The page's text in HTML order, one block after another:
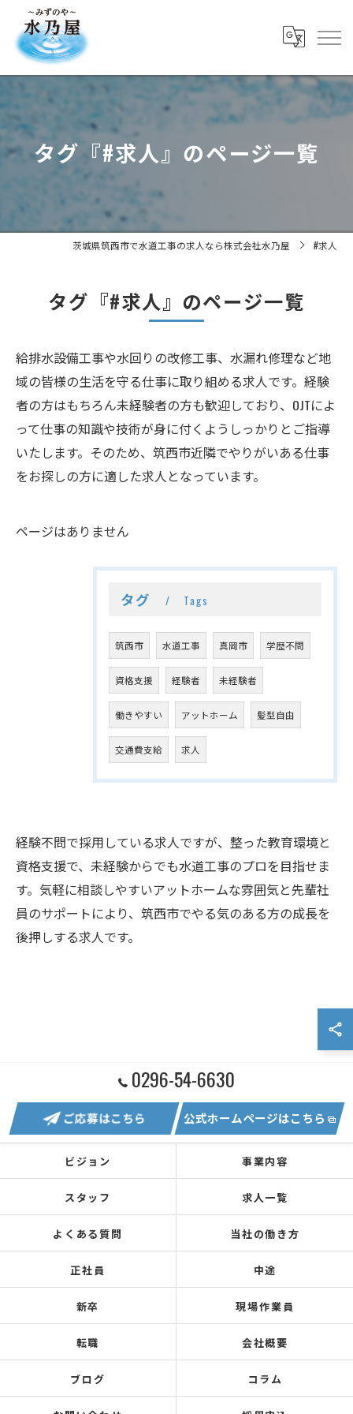
タグ『#求人』のページ一覧
茨城県筑西市で水道工事の求人なら株式会社水乃屋 #求人
タグ『#求人』のページ一覧
給排水設備工事や水回りの改修工事、水漏れ修理など地
域の皆様の生活を守る仕事に取り組める求人です。経験
者の方はもちろん未経験者の方も歓迎しており、OJTによ
って仕事の知識や技術が身に付くようしっかりとご指導
いたします。そのため、筑西市近隣でやりがいある仕事
をお探しの方に適した求人となっています。
ページはありません
タグ Tags
筑西市 水道工事 真岡市 学歴不問
資格支援 経験者 未経験者
働きやすい アットホーム 髪型自由
交通費支給 求人
経験不問で採用している求人ですが、整った教育環境と
資格支援で、未経験からでも水道工事のプロを目指せま
す。気軽に相談しやすいアットホームな雰囲気と先輩社
員のサポートにより、筑西市でやる気のある方の成長を
後押しする求人です。
0296-54-6630
ご応募はこちら 公式ホームページはこちら
ビジョン 事業内容
スタッフ 求人一覧
よくある質問 当社の働き方
正社員 中途
新卒 現場作業員
転職 会社概要
ブログ コラム